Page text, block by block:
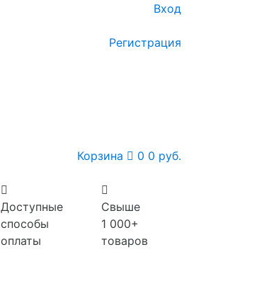
Вход
Регистрация
Корзина 0 0 руб.
Доступные
способы
оплаты
Свыше
1 000+
товаров